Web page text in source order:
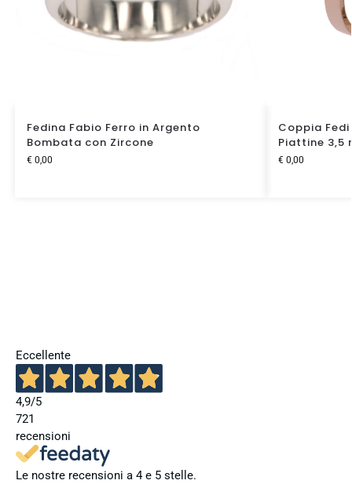
Fedina Fabio Ferro in Argento
Bombata con Zircone
€0,00
Coppia
Piattine 3,5
€0,00
Eccellente
4,9/5
721
recensioni
Le nostre recensioni a 4 e 5 stelle.